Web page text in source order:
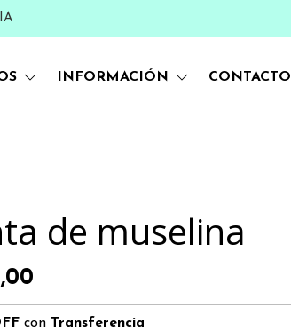
INFORMACIÓN CONTACTO
de muselina
con Transferencia